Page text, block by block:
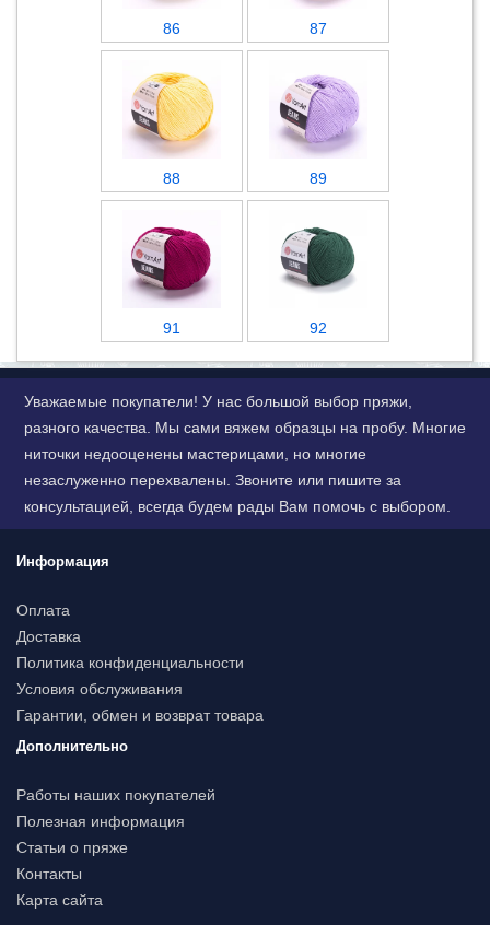
86 87
88 89
91 92
Уважаемые покупатели! У нас большой выбор пряжи,
разного качества. Мы сами вяжем образцы на пробу. Многие
ниточки недооценены мастерицами, но многие
незаслуженно перехвалены. Звоните или пишите за
консультацией, всегда будем рады Вам помочь с выбором.
Информация
Оплата
Доставка
Политика конфиденциальности
Условия обслуживания
Гарантии, обмен и возврат товара
Дополнительно
Работы наших покупателей
Полезная информация
Статьи о пряже
Контакты
Карта сайта